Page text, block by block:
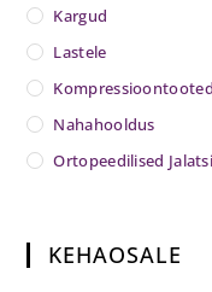
Kargud
Lastele
Kompressioontooted
Nahahooldus
Ortopeedilised
KEHAOSALE